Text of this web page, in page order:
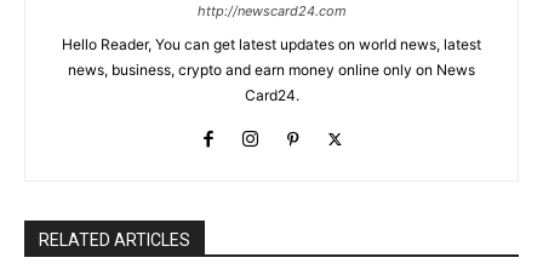
http://newscard24.com
Hello Reader, You can get latest updates on world news, latest
news, business, crypto and earn money online only on News
Card24.
RELATED ARTICLES